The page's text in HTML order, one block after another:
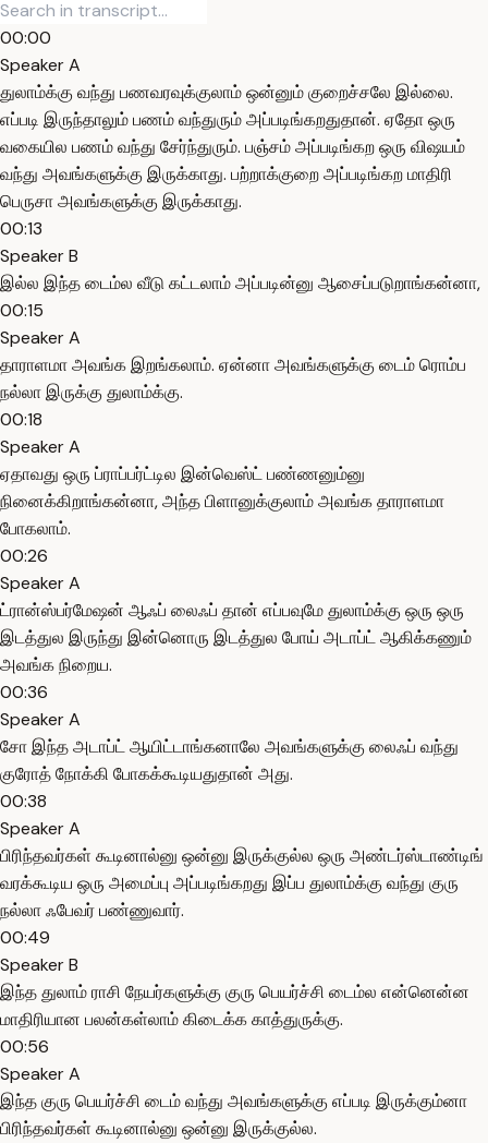
00:00
Speaker A
துலாம்க்கு வந்து பணவரவுக்குலாம் ஒன்னும் குறைச்சலே இல்லை.
எப்படி இருந்தாலும் பணம் வந்துரும் அப்படிங்கறதுதான். ஏதோ ஒரு
வகையில பணம் வந்து சேர்ந்துரும். பஞ்சம் அப்படிங்கற ஒரு விஷயம்
வந்து அவங்களுக்கு இருக்காது. பற்றாக்குறை அப்படிங்கற மாதிரி
பெருசா அவங்களுக்கு இருக்காது.
00:13
Speaker B
இல்ல இந்த டைம்ல வீடு கட்டலாம் அப்படின்னு ஆசைப்படுறாங்கன்னா,
00:15
Speaker A
தாராளமா அவங்க இறங்கலாம். ஏன்னா அவங்களுக்கு டைம் ரொம்ப
நல்லா இருக்கு துலாம்க்கு.
00:18
Speaker A
ஏதாவது ஒரு ப்ராப்பர்ட்டில இன்வெஸ்ட் பண்ணனும்னு
நினைக்கிறாங்கன்னா, அந்த பிளானுக்குலாம் அவங்க தாராளமா
போகலாம்.
00:26
Speaker A
ட்ரான்ஸ்பர்மேஷன் ஆஃப் லைஃப் தான் எப்பவுமே துலாம்க்கு ஒரு ஒரு
இடத்துல இருந்து இன்னொரு இடத்துல போய் அடாப்ட் ஆகிக்கணும்
அவங்க நிறைய.
00:36
Speaker A
சோ இந்த அடாப்ட் ஆயிட்டாங்கனாலே அவங்களுக்கு லைஃப் வந்து
குரோத் நோக்கி போகக்கூடியதுதான் அது.
00:38
Speaker A
பிரிந்தவர்கள் கூடினால்னு ஒன்னு இருக்குல்ல ஒரு அண்டர்ஸ்டாண்டிங்
வரக்கூடிய ஒரு அமைப்பு அப்படிங்கறது இப்ப துலாம்க்கு வந்து குரு
நல்லா ஃபேவர் பண்ணுவார்.
00:49
Speaker B
இந்த துலாம் ராசி நேயர்களுக்கு குரு பெயர்ச்சி டைம்ல என்னென்ன
மாதிரியான பலன்கள்லாம் கிடைக்க காத்துருக்கு.
00:56
Speaker A
இந்த குரு பெயர்ச்சி டைம் வந்து அவங்களுக்கு எப்படி இருக்கும்னா
பிரிந்தவர்கள் கூடினால்னு ஒன்னு இருக்குல்ல.